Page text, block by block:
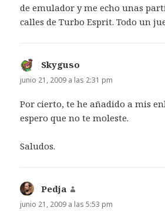
de emulador y me echo unas
calles de Turbo Esprit. Todo un
Skyguso
junio 21, 2009 a las 2:31 pm
Por cierto, te he añadido a mis
espero que no te moleste.
Saludos.
Pedja
junio 21, 2009 a las 5:53 pm